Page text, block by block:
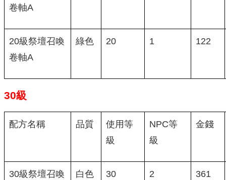
卷軸A
20級祭壇召喚
卷軸A
綠色 20 1 122
30級
配方名稱 品質
使用等
級
NPC等
級
金錢
30級祭壇召喚
白色 30 2 361